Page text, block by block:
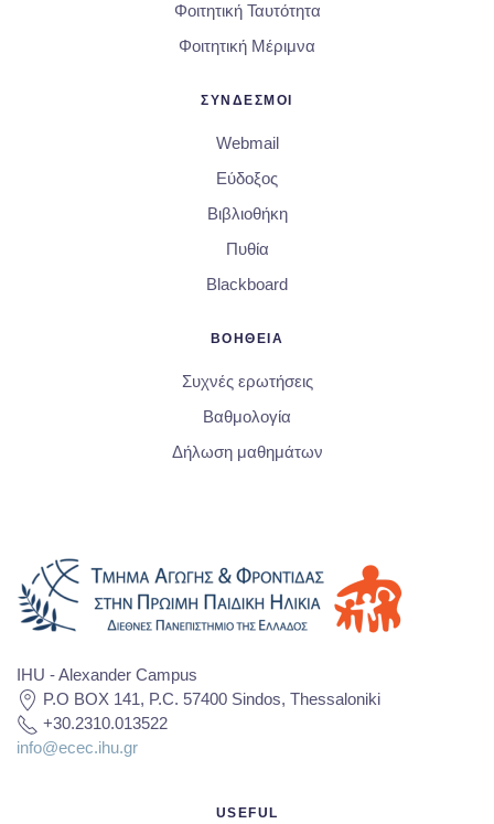
Φοιτητική Ταυτότητα
Φοιτητική Μέριμνα
ΣΥΝΔΕΣΜΟΙ
Webmail
Εύδοξος
Βιβλιοθήκη
Πυθία
Blackboard
ΒΟΗΘΕΙΑ
Συχνές ερωτήσεις
Βαθμολογία
Δήλωση μαθημάτων
IHU - Alexander Campus
P.O BOX 141, P.C. 57400 Sindos, Thessaloniki
+30.2310.013522
info@ecec.ihu.gr
USEFUL